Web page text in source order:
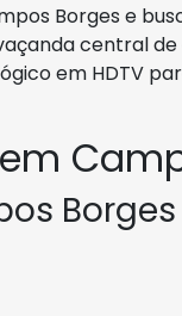
Borges e
central
em HDTV